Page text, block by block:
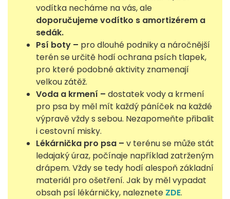
vodítka necháme na vás, ale
doporučujeme vodítko s amortizérem a
sedák.
Psí boty – pro dlouhé podniky a náročnější
terén se určitě hodí ochrana psích tlapek,
pro které podobné aktivity znamenají
velkou zátěž.
Voda a krmení – dostatek vody a krmení
pro psa by měl mít každý páníček na každé
výpravě vždy s sebou. Nezapomeňte přibalit
i cestovní misky.
Lékárnička pro psa – v terénu se může stát
ledajaký úraz, počínaje například zatrženým
drápem. Vždy se tedy hodí alespoň základní
materiál pro ošetření. Jak by měl vypadat
obsah psí lékárničky, naleznete ZDE.